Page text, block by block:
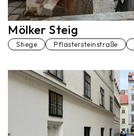
Mölker Steig
Stiege Pflastersteinstraße